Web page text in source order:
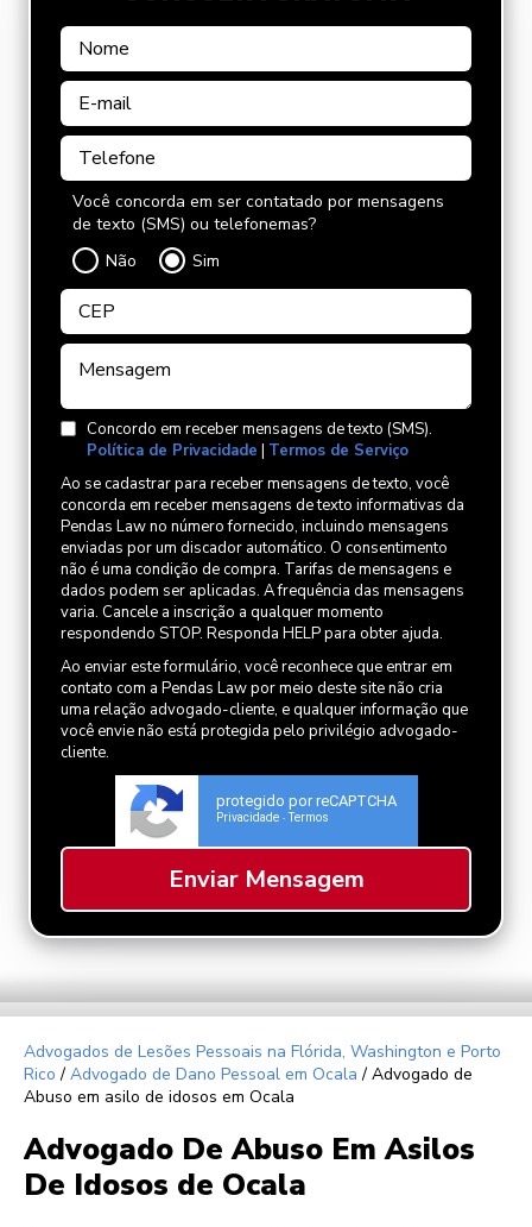
Você concorda em ser contatado por mensagens
de texto (SMS) ou telefonemas?
Não
Sim
Concordo em receber mensagens de texto (SMS).
Política de Privacidade | Termos de Serviço
Ao se cadastrar para receber mensagens de texto, você
concorda em receber mensagens de texto informativas da
Pendas Law no número fornecido, incluindo mensagens
enviadas por um discador automático. O consentimento
não é uma condição de compra. Tarifas de mensagens e
dados podem ser aplicadas. A frequência das mensagens
varia. Cancele a inscrição a qualquer momento
respondendo STOP. Responda HELP para obter ajuda.
Ao enviar este formulário, você reconhece que entrar em
contato com a Pendas Law por meio deste site não cria
uma relação advogado-cliente, e qualquer informação que
você envie não está protegida pelo privilégio advogado-
cliente.
protegido por reCAPTCHA
Privacidade - Termos
Advogados de Lesões Pessoais na Flórida, Washington e Porto
Rico / Advogado de Dano Pessoal em Ocala / Advogado de
Abuso em asilo de idosos em Ocala
Advogado De Abuso Em Asilos
De Idosos de Ocala